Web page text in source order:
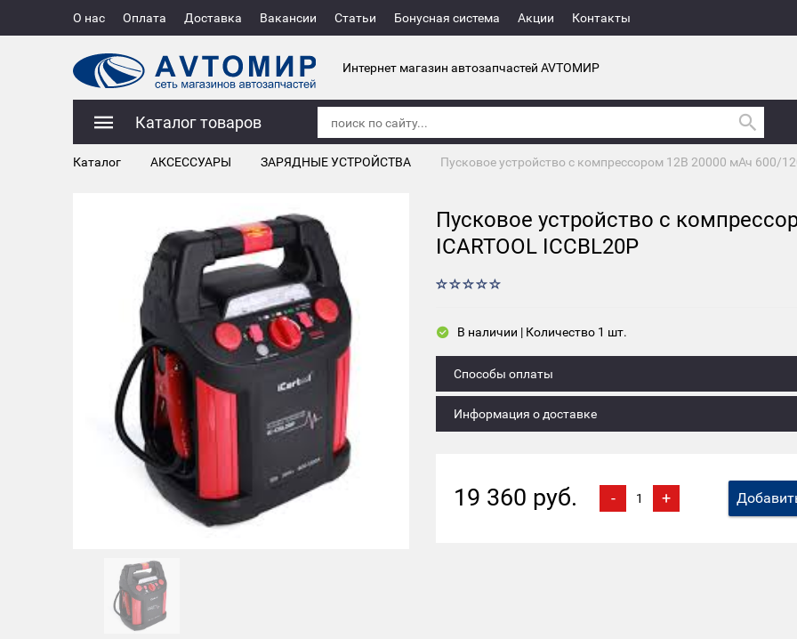
О нас Оплата Доставка Вакансии Статьи Бонусная система Акции Контакты
Интернет магазин автозапчастей AVTOМИР
Каталог товаров
Каталог АКСЕССУАРЫ ЗАРЯДНЫЕ УСТРОЙСТВА Пусковое устройство с компрессором 12В 20000 мАч 600/
Пусковое устройство с
ICARTOOL ICCBL20P
В наличии | Количество 1 шт.
Способы оплаты
Информация о доставке
19 360 руб. - +